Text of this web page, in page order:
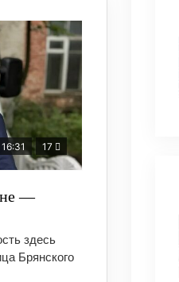
17
—
здесь
Брянского